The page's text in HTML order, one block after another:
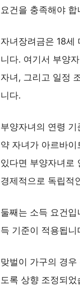
요건을 충족해야
자녀장려금은 18세
니다. 여기서 부양
자녀, 그리고 일정
니다.
부양자녀의 연령
약 자녀가 아르바
있다면 부양자녀로
경제적으로 독립적
둘째는 소득 요건
득 기준이 적용됩니
맞벌이 가구의 경
도록 상향 조정되